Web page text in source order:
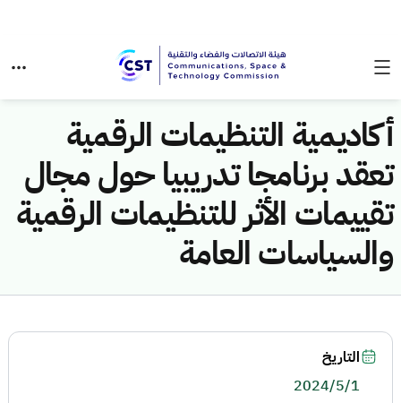
أكاديمية التنظيمات الرقمية
تعقد برنامجا تدريبيا حول مجال
تقييمات الأثر للتنظيمات الرقمية
والسياسات العامة
التاريخ
2024/5/1